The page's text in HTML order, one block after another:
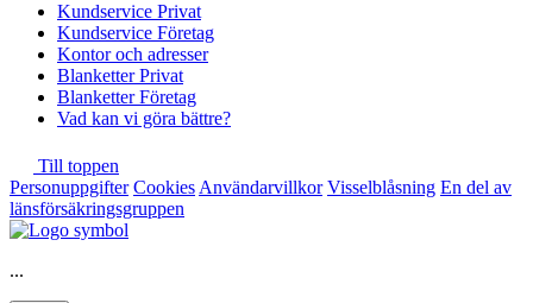
Kundservice Privat
Kundservice Företag
Kontor och adresser
Blanketter Privat
Blanketter Företag
Vad kan vi göra bättre?
Till toppen
Personuppgifter Cookies Användarvillkor Visselblåsning En del av
länsförsäkringsgruppen
...